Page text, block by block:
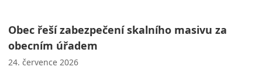
Obec řeší zabezpečení skalního masivu za
obecním úřadem
24. července 2026